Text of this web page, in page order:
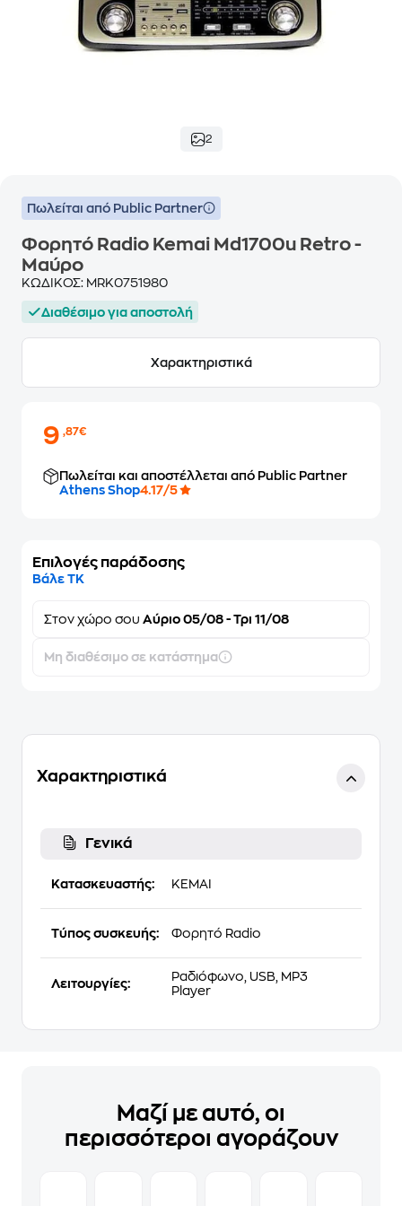
2
Πωλείται από Public Partner
Φορητό Radio Kemai Md1700u Retro -
Μαύρο
ΚΩΔΙΚΟΣ: MRK0751980
Διαθέσιμο για αποστολή
Χαρακτηριστικά
9,87€
Πωλείται και αποστέλλεται από Public Partner
Athens Shop4.17/5
Επιλογές παράδοσης
Βάλε ΤΚ
Στον χώρο σου Αύριο 05/08 - Τρι 11/08
Μη διαθέσιμο σε κατάστημα
Χαρακτηριστικά
Γενικά
Κατασκευαστής: KEMAI
Τύπος συσκευής: Φορητό Radio
Λειτουργίες:
Ραδιόφωνο, USB, MP3
Player
Μαζί με αυτό, οι
περισσότεροι αγοράζουν